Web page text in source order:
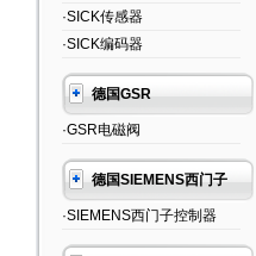
·SICK传感器
·SICK编码器
德国GSR
·GSR电磁阀
德国SIEMENS西门子
·SIEMENS西门子控制器